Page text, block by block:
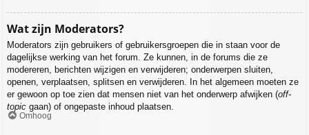
Wat zijn Moderators?
Moderators zijn gebruikers of gebruikersgroepen die in staan voor de
dagelijkse werking van het forum. Ze kunnen, in de forums die ze
modereren, berichten wijzigen en verwijderen; onderwerpen sluiten,
openen, verplaatsen, splitsen en verwijderen. In het algemeen moeten ze
er gewoon op toe zien dat mensen niet van het onderwerp afwijken (off-
topic gaan) of ongepaste inhoud plaatsen.
Omhoog